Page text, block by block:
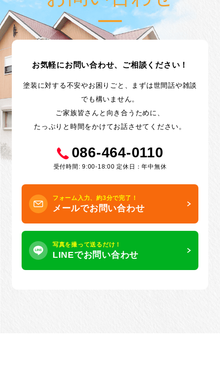
お気軽にお問い合わせ、ご相談ください！
塗装に対する不安やお困りごと、まずは世間話や雑談
でも構いません。
ご家族皆さんと向き合うために、
たっぷりと時間をかけてお話させてください。
086-464-0110
受付時間: 9:00-18:00 定休日：年中無休
フォーム入力、約3分で完了！
メールでお問い合わせ
写真を撮って送るだけ！
LINEでお問い合わせ